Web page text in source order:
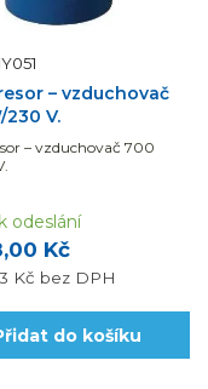
– vzduchovač
230 V.
– vzduchovač 700
Kč
Kč bez DPH
odeslání
do košíku